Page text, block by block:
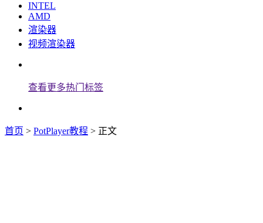
INTEL
AMD
渲染器
视频渲染器
查看更多热门标签
首页 > PotPlayer教程 > 正文